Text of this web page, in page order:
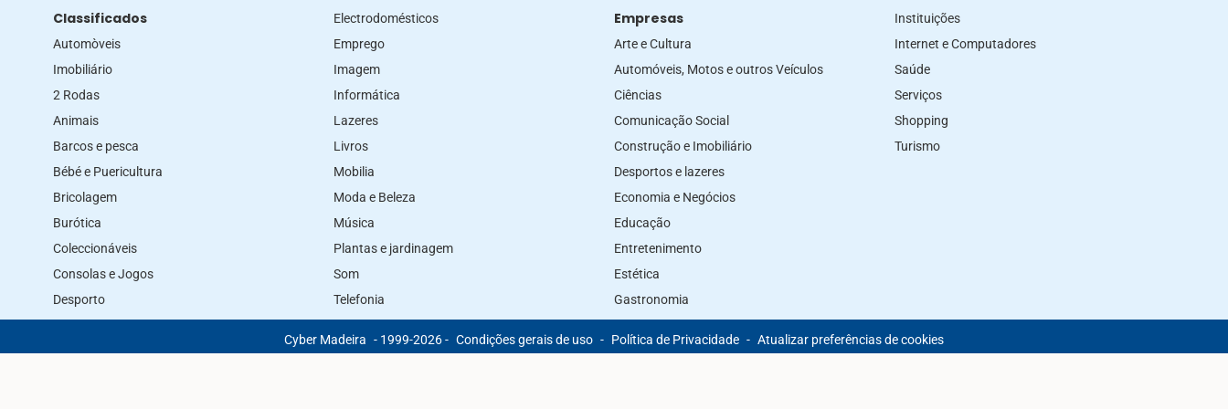
Classificados
Automòveis
Imobiliário
2 Rodas
Animais
Barcos e pesca
Bébé e Puericultura
Bricolagem
Burótica
Coleccionáveis
Consolas e Jogos
Desporto
Electrodomésticos
Emprego
Imagem
Informática
Lazeres
Livros
Mobilia
Moda e Beleza
Música
Plantas e jardinagem
Som
Telefonia
Empresas
Arte e Cultura
Automóveis, Motos e outros Veículos
Ciências
Comunicação Social
Construção e Imobiliário
Desportos e lazeres
Economia e Negócios
Educação
Entretenimento
Estética
Gastronomia
Instituições
Internet e Computadores
Saúde
Serviços
Shopping
Turismo
Cyber Madeira - 1999-2026 - Condições gerais de uso - Política de Privacidade - Atualizar preferências de cookies